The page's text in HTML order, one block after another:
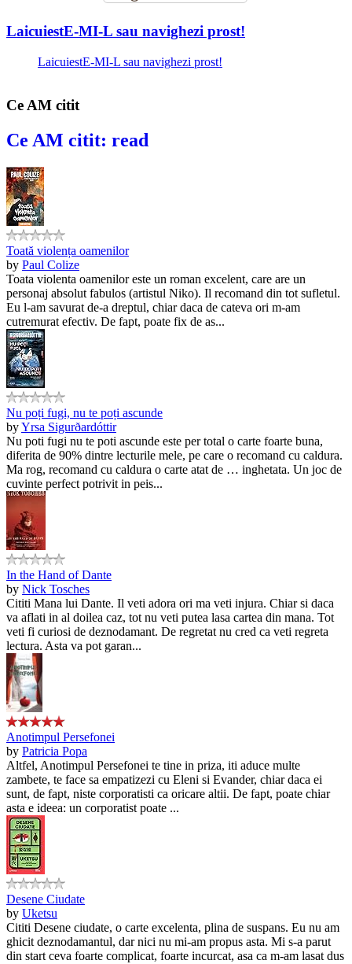
LaicuiestE-MI-L sau navighezi prost!
LaicuiestE-MI-L sau navighezi prost!
Ce AM citit
Ce AM citit: read
Toată violența oamenilor
by Paul Colize
Toata violenta oamenilor este un roman excelent, care are un
personaj absolut fabulos (artistul Niko). Il recomand din tot sufletul.
Eu l-am savurat de-a dreptul, chiar daca de cateva ori m-am
cutremurat efectiv. De fapt, poate fix de as...
Nu poți fugi, nu te poți ascunde
byYrsa Sigurðardóttir
Nu poti fugi nu te poti ascunde este per total o carte foarte buna,
diferita de 90% dintre lecturile mele, pe care o recomand cu caldura.
Ma rog, recomand cu caldura o carte atat de … inghetata. Un joc de
cuvinte perfect potrivit in peis...
In the Hand of Dante
by Nick Tosches
Cititi Mana lui Dante. Il veti adora ori ma veti injura. Chiar si daca
va aflati in al doilea caz, tot nu veti putea lasa cartea din mana. Tot
veti fi curiosi de deznodamant. De regretat nu cred ca veti regreta
lectura. Asta va pot garan...
Anotimpul Persefonei
by Patricia Popa
Altfel, Anotimpul Persefonei te tine in priza, iti aduce multe
zambete, te face sa empatizezi cu Eleni si Evander, chiar daca ei
sunt, de fapt, niste corporatisti ca oricare altii. De fapt, poate chiar
asta e ideea: un corporatist poate ...
Desene Ciudate
by Uketsu
Cititi Desene ciudate, o carte excelenta, plina de suspans. Eu nu am
ghicit deznodamantul, dar nici nu mi-am propus asta. Mi s-a parut
din start ceva foarte complicat, foarte incurcat, asa ca m-am lasat dus